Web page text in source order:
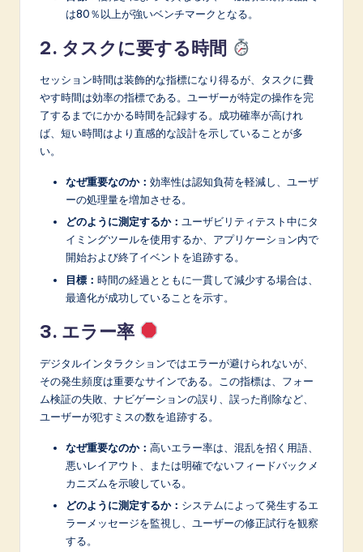
は80％以上が強いベンチマークとなる。
2. タスクに要する時間
セッション時間は装飾的な指標になり得るが、タスクに費
やす時間は効率の指標である。ユーザーが特定の操作を完
了するまでにかかる時間を記録する。成功確率が高けれ
ば、短い時間はより直感的な設計を示していることが多
い。
なぜ重要なのか： 効率性は認知負荷を軽減し、ユーザ
ーの処理量を増加させる。
どのように測定するか： ユーザビリティテスト中にタ
イミングツールを使用するか、アプリケーション内で
開始および終了イベントを追跡する。
目標： 時間の経過とともに一貫して減少する場合は、
最適化が成功していることを示す。
3. エラー率
デジタルインタラクションではエラーが避けられないが、
その発生頻度は重要なサインである。この指標は、フォー
ム検証の失敗、ナビゲーションの誤り、誤った削除など、
ユーザーが犯すミスの数を追跡する。
なぜ重要なのか： 高いエラー率は、混乱を招く用語、
悪いレイアウト、または明確でないフィードバックメ
カニズムを示唆している。
どのように測定するか： システムによって発生するエ
ラーメッセージを監視し、ユーザーの修正試行を観察
する。